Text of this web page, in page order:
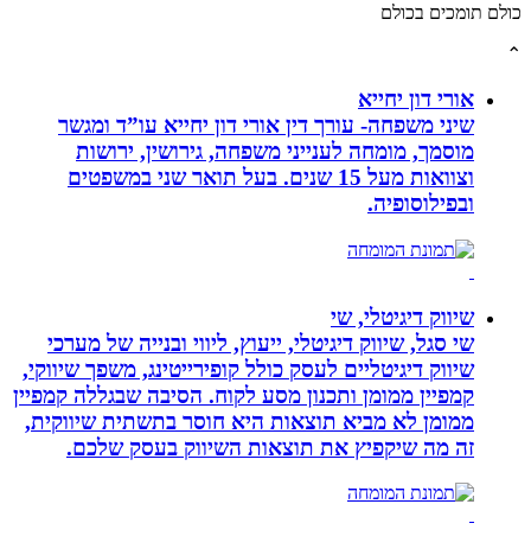
בכולם
אורי דון יחייא
שיני משפחה- עורך דין אורי דון יחייא עו”ד ומגשר
מוסמך, מומחה לענייני משפחה, גירושין, ירושות
וצוואות מעל 15 שנים. בעל תואר שני במשפטים
ובפילוסופיה.
שיווק דיגיטלי, שי
שי סגל, שיווק דיגיטלי, ייעוץ, ליווי ובנייה של מערכי
שיווק דיגיטליים לעסק כולל קופירייטינג, משפך שיווקי,
קמפיין ממומן ותכנון מסע לקוח. הסיבה שבגללה קמפיין
ממומן לא מביא תוצאות היא חוסר בתשתית שיווקית,
זה מה שיקפיץ את תוצאות השיווק בעסק שלכם.